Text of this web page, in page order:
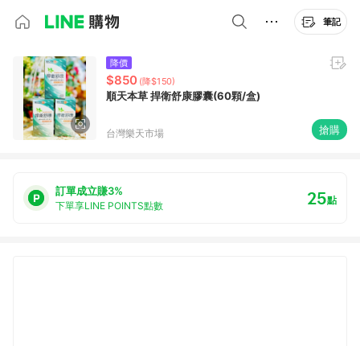
筆記
降價
$850 (降$150)
順天本草 捍衛舒康膠囊(60顆/盒)
台灣樂天市場 搶購
訂單成立賺3%
下單享LINE POINTS點數 25點